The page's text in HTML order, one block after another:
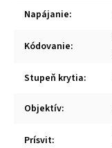
Napájanie:
Kódovanie:
Stupeň krytia:
Objektív:
Prísvit: